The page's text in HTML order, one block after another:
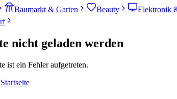
Baumarkt & Garten Beauty Elektronik
nicht geladen werden
ist ein Fehler aufgetreten.